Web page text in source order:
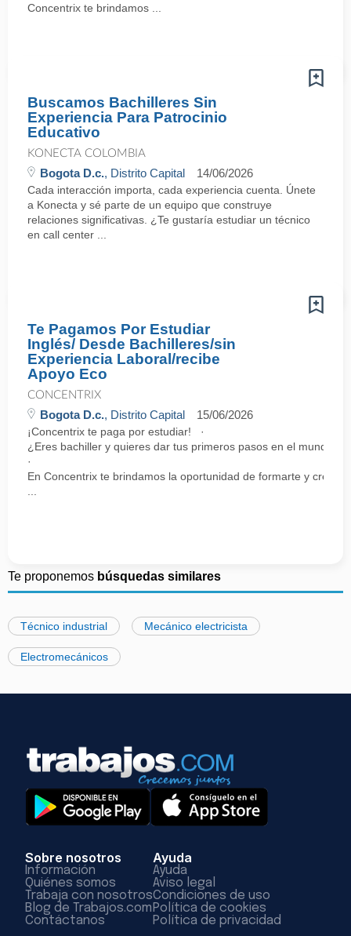
Concentrix te brindamos ...
Buscamos Bachilleres Sin
Experiencia Para Patrocinio
Educativo
KONECTA COLOMBIA
Bogota D.c., Distrito Capital 14/06/2026
Cada interacción importa, cada experiencia cuenta. Únete
a Konecta y sé parte de un equipo que construye
relaciones significativas. ¿Te gustaría estudiar un técnico
en call center ...
Te Pagamos Por Estudiar
Inglés/ Desde Bachilleres/sin
Experiencia Laboral/recibe
Apoyo Eco
CONCENTRIX
Bogota D.c., Distrito Capital 15/06/2026
¡Concentrix te paga por estudiar! ·
¿Eres bachiller y quieres dar tus primeros pasos en el mundo
·
En Concentrix te brindamos la oportunidad de formarte y crecer
Te proponemos búsquedas similares
Técnico industrial Mecánico electricista
Electromecánicos
Sobre nosotros
Información
Quiénes somos
Trabaja con nosotros
Blog de Trabajos.com
Contáctanos
Ayuda
Ayuda
Aviso legal
Condiciones de uso
Política de cookies
Política de privacidad